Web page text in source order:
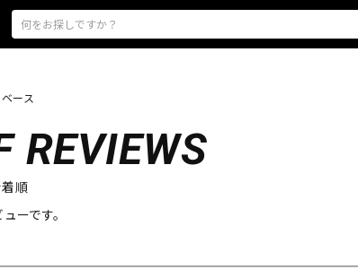
アコギ/エレ
子ピアノ
ベース
REVIEWS
順
ーです。